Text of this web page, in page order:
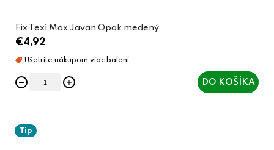
Fix Texi Max Javan Opak medený
€4,92
DO KOŠÍKA
Tip